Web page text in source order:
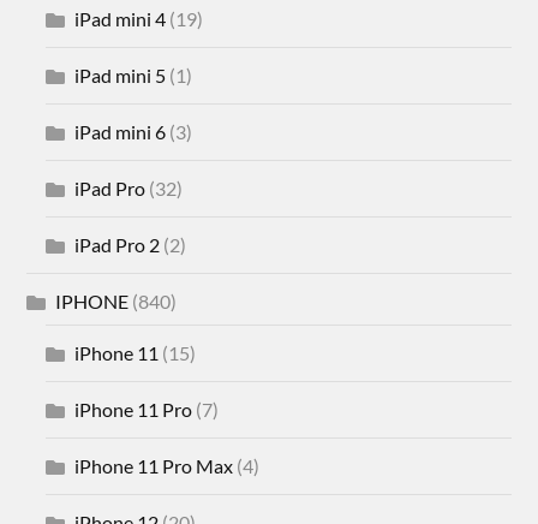
iPad mini 4 (19)
iPad mini 5 (1)
iPad mini 6 (3)
iPad Pro (32)
iPad Pro 2 (2)
IPHONE (840)
iPhone 11 (15)
iPhone 11 Pro (7)
iPhone 11 Pro Max (4)